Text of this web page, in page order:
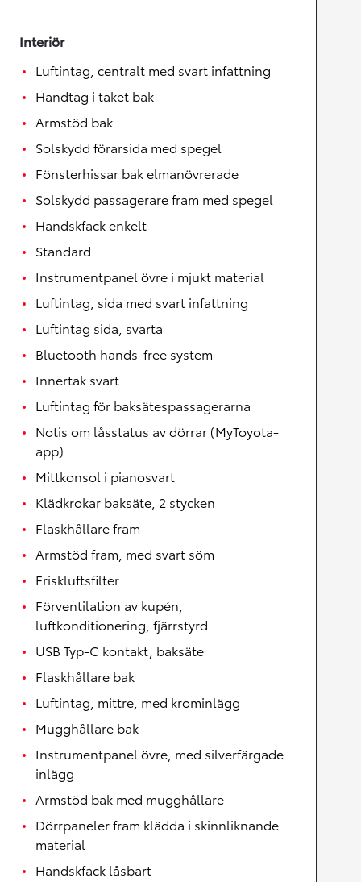
Interiör
Luftintag, centralt med svart infattning
Handtag i taket bak
Armstöd bak
Solskydd förarsida med spegel
Fönsterhissar bak elmanövrerade
Solskydd passagerare fram med spegel
Handskfack enkelt
Standard
Instrumentpanel övre i mjukt material
Luftintag, sida med svart infattning
Luftintag sida, svarta
Bluetooth hands-free system
Innertak svart
Luftintag för baksätespassagerarna
Notis om låsstatus av dörrar (MyToyota-
app)
Mittkonsol i pianosvart
Klädkrokar baksäte, 2 stycken
Flaskhållare fram
Armstöd fram, med svart söm
Friskluftsfilter
Förventilation av kupén,
luftkonditionering, fjärrstyrd
USB Typ-C kontakt, baksäte
Flaskhållare bak
Luftintag, mittre, med krominlägg
Mugghållare bak
Instrumentpanel övre, med silverfärgade
inlägg
Armstöd bak med mugghållare
Dörrpaneler fram klädda i skinnliknande
material
Handskfack låsbart